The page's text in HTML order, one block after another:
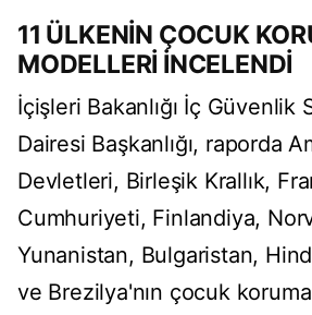
11 ÜLKENİN ÇOCUK
MODELLERİ İNCELENDİ
İçişleri Bakanlığı İç Güvenlik
Dairesi Başkanlığı, raporda
Devletleri, Birleşik Krallık,
Cumhuriyeti, Finlandiya,
Yunanistan, Bulgaristan,
ve Brezilya'nın çocuk koruma